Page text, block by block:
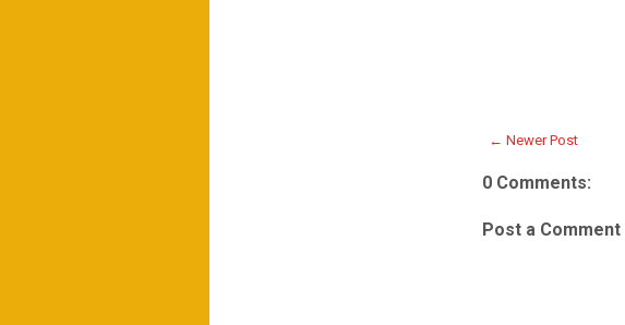
← Newer Post
0 Comments:
Post a Comment